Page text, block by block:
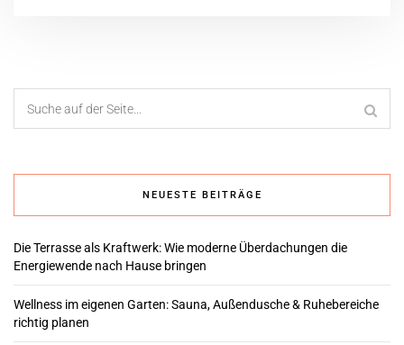
NEUESTE BEITRÄGE
Die Terrasse als Kraftwerk: Wie moderne Überdachungen die
Energiewende nach Hause bringen
Wellness im eigenen Garten: Sauna, Außendusche & Ruhebereiche
richtig planen